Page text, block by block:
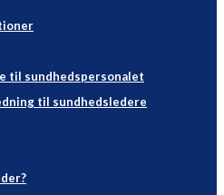
til sundhedspersonalet
til sundhedsledere